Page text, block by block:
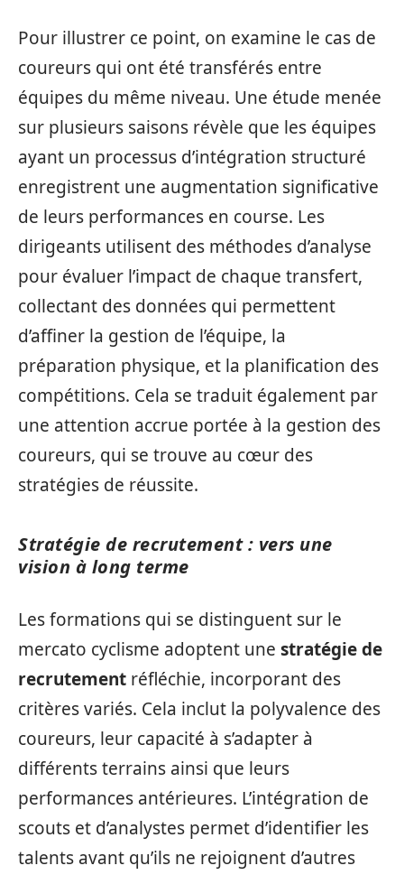
Pour illustrer ce point, on examine le cas de
coureurs qui ont été transférés entre
équipes du même niveau. Une étude menée
sur plusieurs saisons révèle que les équipes
ayant un processus d’intégration structuré
enregistrent une augmentation significative
de leurs performances en course. Les
dirigeants utilisent des méthodes d’analyse
pour évaluer l’impact de chaque transfert,
collectant des données qui permettent
d’affiner la gestion de l’équipe, la
préparation physique, et la planification des
compétitions. Cela se traduit également par
une attention accrue portée à la gestion des
coureurs, qui se trouve au cœur des
stratégies de réussite.
Stratégie de recrutement : vers une
vision à long terme
Les formations qui se distinguent sur le
mercato cyclisme adoptent une stratégie de
recrutement réfléchie, incorporant des
critères variés. Cela inclut la polyvalence des
coureurs, leur capacité à s’adapter à
différents terrains ainsi que leurs
performances antérieures. L’intégration de
scouts et d’analystes permet d’identifier les
talents avant qu’ils ne rejoignent d’autres